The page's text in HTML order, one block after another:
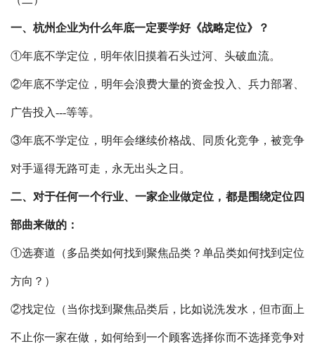
一、杭州企业为什么年底一定要学好《战略定位》？
①年底不学定位，明年依旧摸着石头过河、头破血流。
②年底不学定位，明年会浪费大量的资金投入、兵力部署、
广告投入---等等。
③年底不学定位，明年会继续价格战、同质化竞争，被竞争
对手逼得无路可走，永无出头之日。
二、 对于任何一个行业、一家企业做定位，都是围绕定位四
部曲来做的：
①选赛道（多品类如何找到聚焦品类？单品类如何找到定位
方向？）
②找定位（当你找到聚焦品类后，比如说洗发水，但市面上
不止你一家在做，如何给到一个顾客选择你而不选择竞争对